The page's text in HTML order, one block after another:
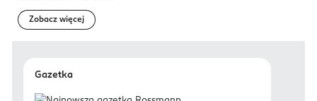
Zobacz więcej
Gazetka